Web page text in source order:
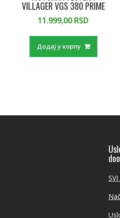
VILLAGER VGS 380 PRIME
11.999,00 RSD
Додај у корпу
doo